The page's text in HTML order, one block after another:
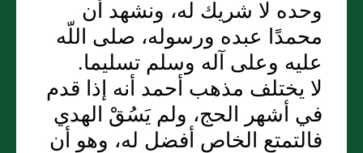
وحده لا شريك له، ونشهد أن
محمدًا عبده ورسوله، صلى اللّه
عليه وعلى آله وسلم تسليما‏.‏
لا يختلف مذهب أحمد أنه إذا قدم
في أشهر الحج، ولم يَسُقْ الهدي
فالتمتع الخاص أفضل له، وهو أن